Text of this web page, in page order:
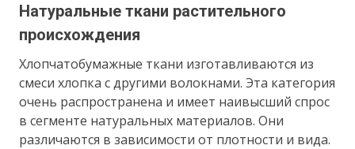
Натуральные ткани растительного
происхождения
Хлопчатобумажные ткани изготавливаются из
смеси хлопка с другими волокнами. Эта категория
очень распространена и имеет наивысший спрос
в сегменте натуральных материалов. Они
различаются в зависимости от плотности и вида.